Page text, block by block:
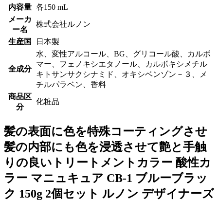
内容量 各150 mL
メーカ
ー名
株式会社ルノン
生産国 日本製
全成分
水、変性アルコール、BG、グリコール酸、カルボ
マー、フェノキシエタノール、カルボキシメチル
キトサンサクシナミド、オキシベンゾン－３、メ
チルパラベン、香料
商品区
分
化粧品
髪の表面に色を特殊コーティングさせ
髪の内部にも色を浸透させて艶と手触
りの良いトリートメントカラー 酸性カ
ラー マニュキュア CB-1 ブルーブラッ
ク 150g 2個セット ルノン デザイナーズ